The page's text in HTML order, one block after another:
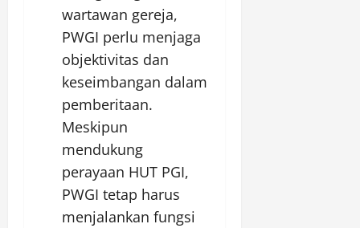
wartawan gereja,
PWGI perlu menjaga
objektivitas dan
keseimbangan dalam
pemberitaan.
Meskipun
mendukung
perayaan HUT PGI,
PWGI tetap harus
menjalankan fungsi